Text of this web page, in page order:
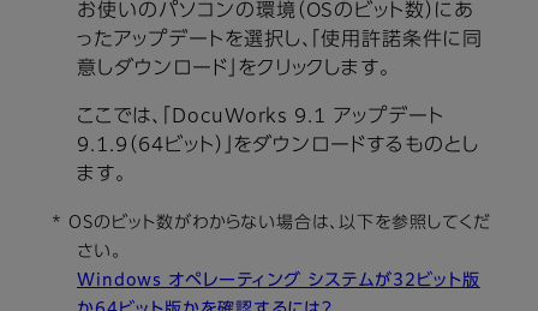
お使いのパソコンの環境（OSのビット数）にあ
ったアップデートを選択し、「使用許諾条件に同
意しダウンロード」をクリックします。
ここでは、「DocuWorks 9.1 アップデート
9.1.9（64ビット）」をダウンロードするものとし
ます。
* OSのビット数がわからない場合は、以下を参照してくだ
さい。
Windows オペレーティング システムが32ビット版